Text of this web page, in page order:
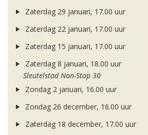
Zaterdag 29 januari, 17.00 uur
Zaterdag 22 januari, 17.00 uur
Zaterdag 15 januari, 17.00 uur
Zaterdag 8 januari, 18.00 uur
Sleutelstad Non-Stop 30
Zondag 2 januari, 16.00 uur
Zondag 26 december, 16.00 uur
Zaterdag 18 december, 17.00 uur